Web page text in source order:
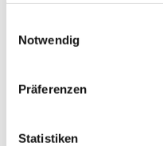
Sie in unserer
Notwendig
Präferenzen
Statistiken